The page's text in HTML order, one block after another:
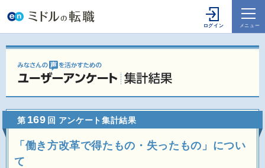
第 169 回 アンケート集計結果
「働き方改革で得たもの・失ったもの」につい
て